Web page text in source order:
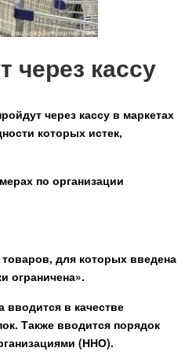
через кассу
через кассу в маркетах
которых истек,
по организации
товаров, для которых введена
ограничена».
вводится в качестве
Также вводится порядок
(ННО).